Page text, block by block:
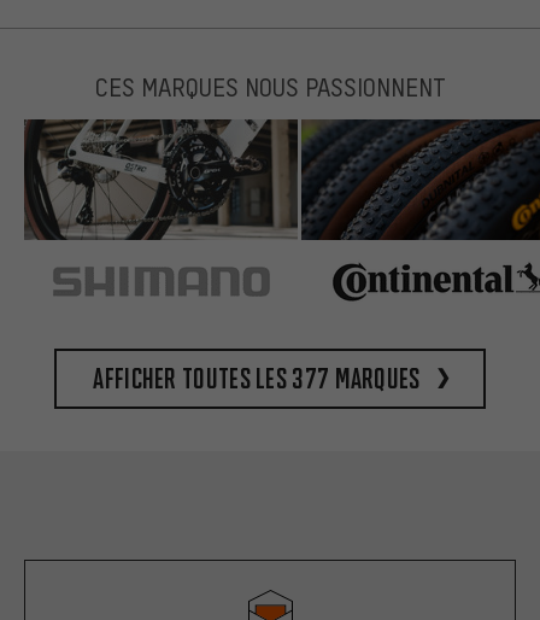
CES MARQUES NOUS PASSIONNENT
Afficher toutes les 377 marques